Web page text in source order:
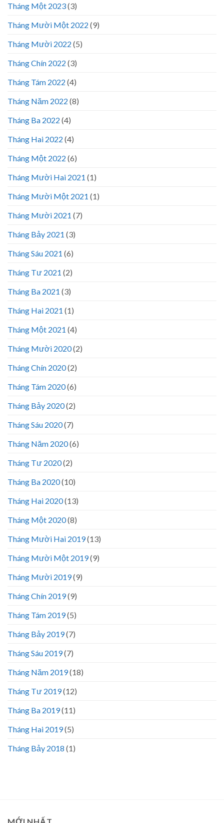
Tháng Một 2023(3)
Tháng Mười Một 2022 (9)
Tháng Mười 2022 (5)
Tháng Chín 2022 (3)
Tháng Tám 2022 (4)
Tháng Năm 2022 (8)
Tháng Ba 2022 (4)
Tháng Hai 2022 (4)
Tháng Một 2022 (6)
Tháng Mười Hai 2021 (1)
Tháng Mười Một 2021 (1)
Tháng Mười 2021 (7)
Tháng Bảy 2021 (3)
Tháng Sáu 2021 (6)
Tháng Tư 2021 (2)
Tháng Ba 2021 (3)
Tháng Hai 2021 (1)
Tháng Một 2021 (4)
Tháng Mười 2020(2)
Tháng Chín 2020(2)
Tháng Tám 2020(6)
Tháng Bảy 2020(2)
Tháng Sáu 2020(7)
Tháng Năm 2020(6)
Tháng Tư 2020(2)
Tháng Ba 2020(10)
Tháng Hai 2020(13)
Tháng Một 2020(8)
Tháng Mười Hai 2019(13)
Tháng Mười Một 2019(9)
Tháng Mười 2019(9)
Tháng Chín 2019(9)
Tháng Tám 2019(5)
Tháng Bảy 2019(7)
Tháng Sáu 2019(7)
Tháng Năm 2019(18)
Tháng Tư 2019(12)
Tháng Ba 2019(11)
Tháng Hai 2019(5)
Tháng Bảy 2018 (1)
MỚI NHẤT